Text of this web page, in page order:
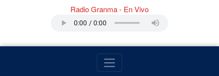
Radio Granma - En Vivo